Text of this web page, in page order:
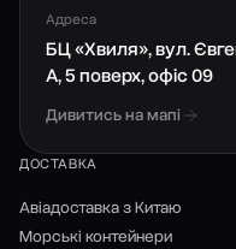
Співпраця з Fialan є
спеціалісти є
необхідні нюанси для
неочікуваними
самостійно
робочого процесу
вантажу за оптимальні
Адреса
БЦ «Хвиля», вул.
А, 5 поверх, офіс 09
Дивитись на мапі
ДОСТАВКА
Авіадоставка з Китаю
Морські контейнери